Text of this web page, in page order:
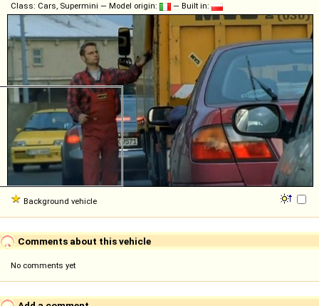
Class: Cars, Supermini — Model origin:
— Built in:
Background vehicle
Comments about this vehicle
No comments yet